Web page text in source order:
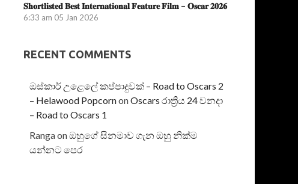
𝐒𝐡𝐨𝐫𝐭𝐥𝐢𝐬𝐭𝐞𝐝 𝐁𝐞𝐬𝐭 𝐈𝐧𝐭𝐞𝐫𝐧𝐚𝐭𝐢𝐨𝐧𝐚𝐥 𝐅𝐞𝐚𝐭𝐮𝐫𝐞 𝐅𝐢𝐥𝐦 – 𝐎𝐬𝐜𝐚𝐫 𝟐𝟎𝟐𝟔
6:33 am 05 Jan 2026
RECENT COMMENTS
ඔස්කාර් උළෙලේ කප්පාදුවක් – Road to Oscars 2
– Helawood PopcornonOscars රාත්‍රිය 24 වනදා
– Road to Oscars 1
Rangaonඔහුගේ සිනමාව ගැන ඔහු නික්ම
යන්නට පෙර